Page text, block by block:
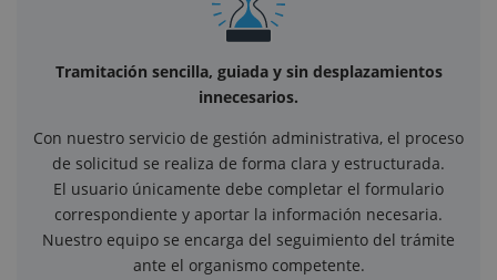
Tramitación sencilla, guiada y sin desplazamientos
innecesarios.
Con nuestro servicio de gestión administrativa, el proceso
de solicitud se realiza de forma clara y estructurada.
El usuario únicamente debe completar el formulario
correspondiente y aportar la información necesaria.
Nuestro equipo se encarga del seguimiento del trámite
ante el organismo competente.